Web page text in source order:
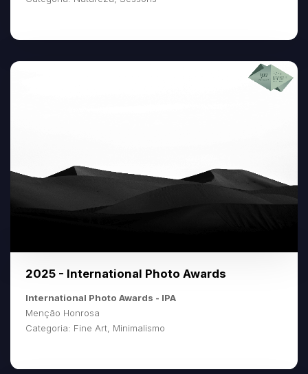
2025 - International Photo Awards
International Photo Awards - IPA
Menção Honrosa
Categoria: Fine Art, Minimalismo